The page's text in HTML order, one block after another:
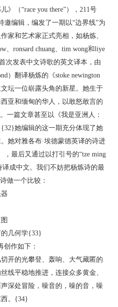
》（“race you there”），211号
邀编辑，编发了一期以“边界线”为
家和艺术家正式亮相，如杨炼、
、ronsard chuang、tim wong和liye
次发表中文诗歌的英文译本，由
）翻译杨炼的《stoke newington
坛一位崭露头角的新星。她生于
亚和缅甸的华人，以敢怒敢言的
一篇文章甚至以《我是亚洲人：
她编辑的这一期充分体现了她
她对雅各布·埃德蒙德英译的诗进
，最后又通过以打引号的“tze ming
译成中文。我们不妨把杨炼诗的最
做一个比较：
几何学{33}
作如下：
的光攀登、轰响、大气藏匿的
线平稳地推进，连接众多黄金、
深处冒险，噪音的，噪的音，噪
。{34}